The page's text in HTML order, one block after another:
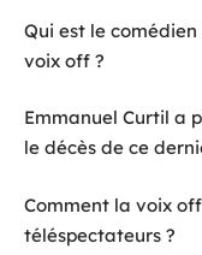
Qui est le
voix off ?
Emmanuel Curtil a
le décès de ce
Comment la voix
téléspectateurs ?